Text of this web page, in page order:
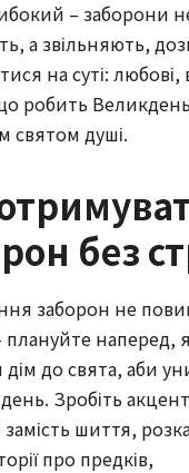
– заборони
а звільняють,
на суті: любові,
робить Великдень
святом душі.
без
заборон не
плануйте наперед,
до свята, аби
Зробіть
замість шиття,
про предків,